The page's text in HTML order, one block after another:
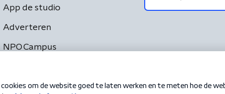
App de studio
Adverteren
NPO Campus